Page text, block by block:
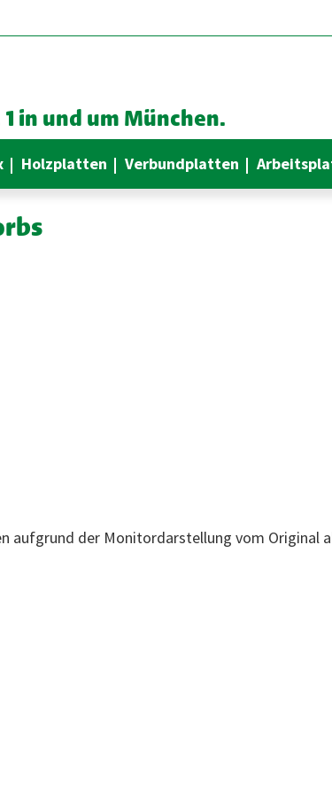
1 in und um München.
Holzplatten Verbundplatten
aufgrund der Monitordarstellung vom Original